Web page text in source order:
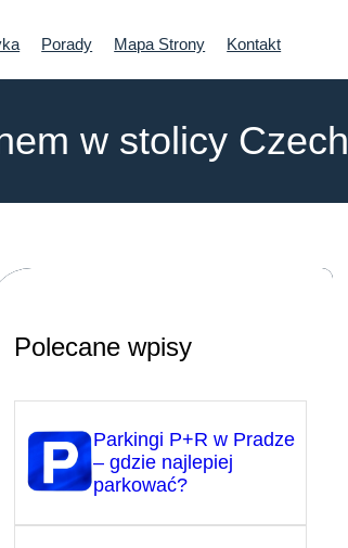
Porady Mapa Strony Kontakt
w stolicy Czech
Polecane wpisy
Parkingi P+R w Pradze
– gdzie najlepiej
parkować?